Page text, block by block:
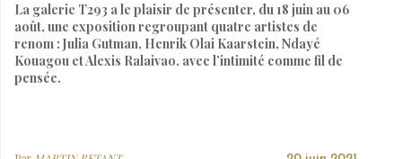
La galerie T293 a le plaisir de présenter, du 18 juin au 06
août, une exposition regroupant quatre artistes de
renom : Julia Gutman, Henrik Olai Kaarstein, Ndayé
Kouagou et Alexis Ralaivao, avec l’intimité comme fil de
pensée.